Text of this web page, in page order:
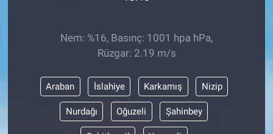
Nem: %16, Basınç: 1001 hpa hPa,
Rüzgar: 2.19 m/s
Araban İslahiye Karkamış Nizip
Nurdağı Oğuzeli Şahinbey